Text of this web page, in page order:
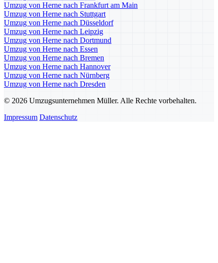
Umzug von Herne nach Frankfurt am Main
Umzug von Herne nach Stuttgart
Umzug von Herne nach Düsseldorf
Umzug von Herne nach Leipzig
Umzug von Herne nach Dortmund
Umzug von Herne nach Essen
Umzug von Herne nach Bremen
Umzug von Herne nach Hannover
Umzug von Herne nach Nürnberg
Umzug von Herne nach Dresden
© 2026 Umzugsunternehmen Müller. Alle Rechte vorbehalten.
Impressum Datenschutz